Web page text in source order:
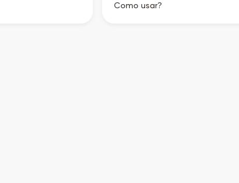
Como usar?